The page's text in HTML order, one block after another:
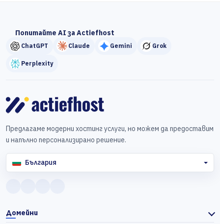
Попитайте AI за Actiefhost
ChatGPT Claude Gemini Grok
Perplexity
Предлагаме модерни хостинг услуги, но можем да предоставим
и напълно персонализирано решение.
България
Домейни